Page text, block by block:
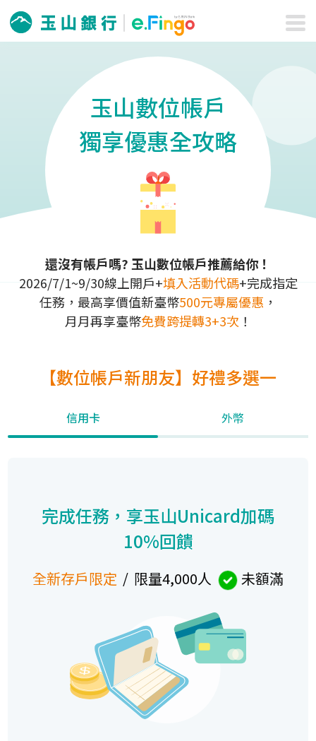
玉山數位帳戶
獨享優惠全攻略
還沒有帳戶嗎? 玉山數位帳戶推薦給你！
2026/7/1~9/30線上開戶+填入活動代碼+完成指定
任務，最高享價值新臺幣500元專屬優惠 ，
月月再享臺幣免費跨提轉3+3次 ！
【數位帳戶新朋友】好禮多選一
信用卡 外幣
完成任務，享玉山Unicard加碼
10%回饋
全新存戶限定 / 限量4,000人 未額滿